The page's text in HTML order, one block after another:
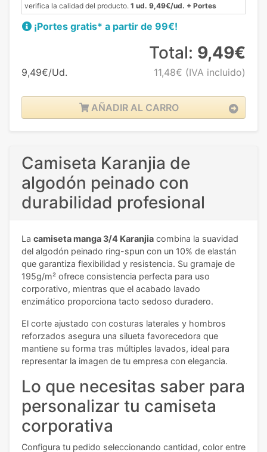
verifica la calidad del producto. 1 ud. 9,49€/ud. + Portes
¡Portes gratis* a partir de 99€!
9,49€/Ud.
Total: 9,49€
11,48€ (IVA incluido)
AÑADIR AL CARRO
Camiseta Karanjia de
algodón peinado con
durabilidad profesional
La camiseta manga 3/4 Karanjia combina la suavidad
del algodón peinado ring-spun con un 10% de elastán
que garantiza flexibilidad y resistencia. Su gramaje de
195g/m² ofrece consistencia perfecta para uso
corporativo, mientras que el acabado lavado
enzimático proporciona tacto sedoso duradero.
El corte ajustado con costuras laterales y hombros
reforzados asegura una silueta favorecedora que
mantiene su forma tras múltiples lavados, ideal para
representar la imagen de tu empresa con elegancia.
Lo que necesitas saber para
personalizar tu camiseta
corporativa
Configura tu pedido seleccionando cantidad, color entre